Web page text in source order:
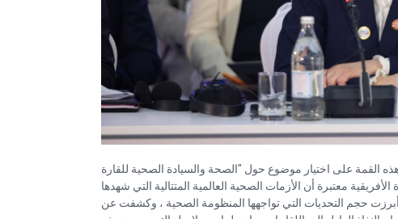
القمة على اختيار موضوع حول "الصحة والسيادة الصحية للقارة
معتبرة أن الأزمات الصحية العالمية المتتالية التي شهدها
خلال السنوات الأخيرة، وفي مقدمتها جائحة كوفيد-19، أبرزت حجم التحديات التي تواجهها المنظومة الصحية ، وكشفت عن